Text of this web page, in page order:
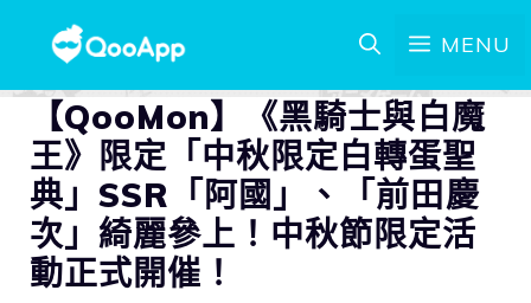
MENU
【QooMon】《黑騎士與白魔
王》限定「中秋限定白轉蛋聖
典」SSR「阿國」、「前田慶
次」綺麗參上！中秋節限定活
動正式開催！